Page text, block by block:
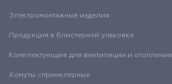
Электромонтажные изделия
Продукция в блистерной упаковке
Комплектующие для вентиляции и отопления
Хомуты спринклерные